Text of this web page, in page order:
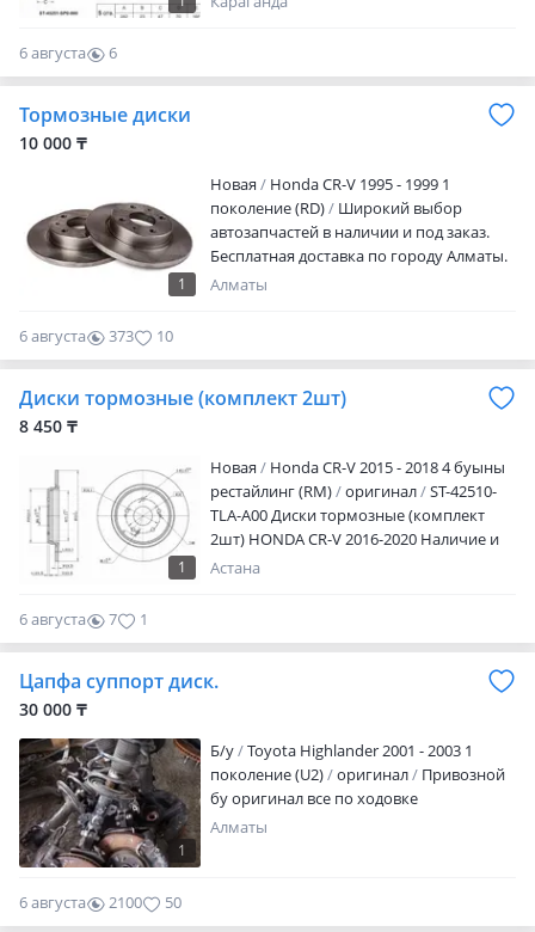
6 августа
6
0
Тормозные диски
10 000 ₸
1
Новая
Honda CR-V 1995 - 1999 1
поколение (RD)
Широкий выбор
автозапчастей в наличии и под заказ.
Бесплатная доставка по городу Алматы.
Отправка в любые регионы Казахстана
кредит и рассрочка. Наличие,
совместимость и актуальную стоимость
профессиональная установка
автозапчастей, диагностика, ремонт и
техническое обслуживание
автомобилей. При установке запчастей
в нашем автосервисе предоставляется
необходимые запчасти, предложим
качеству, а также выполним
Алматы
6 августа 373 10
Диски тормозные (комплект 2шт)
8 450 ₸
1
Новая
Honda CR-V 2015 - 2018 4 буыны
рестайлинг (RM)
оригинал
ST-42510-
TLA-A00 Диски тормозные (комплект
2шт) HONDA CR-V 2016-2020 Наличие и
актуальную цену уточняйте у
Астана
6 августа 7 1
Цапфа суппорт диск.
30 000 ₸
1
Б/y
Toyota Highlander 2001 - 2003 1
поколение (U2)
оригинал
Привозной
бу оригинал все по ходовке
Алматы
6 августа 2100 50